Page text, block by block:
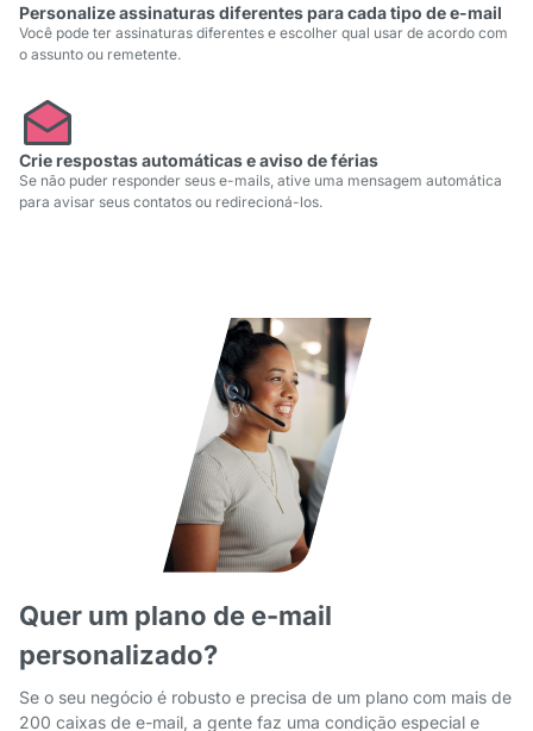
Personalize assinaturas diferentes para cada tipo de e-mail
Você pode ter assinaturas diferentes e escolher qual usar de acordo com
o assunto ou remetente.
Crie respostas automáticas e aviso de férias
Se não puder responder seus e-mails, ative uma mensagem automática
para avisar seus contatos ou redirecioná-los.
Quer um plano de e-mail
personalizado?
Se o seu negócio é robusto e precisa de um plano com mais de
200 caixas de e-mail, a gente faz uma condição especial e